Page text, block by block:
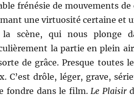
frénésie de mouvements de
une virtuosité certaine et
la scène, qui nous plonge
la partie en plein
de grâce. Presque toutes
C’est drôle, léger, grave,
fondre dans le film.Le Plaisir